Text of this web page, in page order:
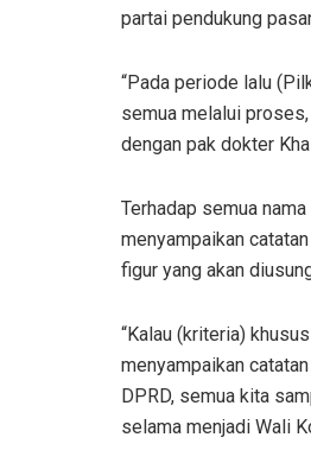
partai pendukung
“Pada periode lalu
semua melalui
dengan pak dokter
Terhadap semua
menyampaikan
figur yang akan
“Kalau (kriteria)
menyampaikan
DPRD, semua kita
selama menjadi Wali